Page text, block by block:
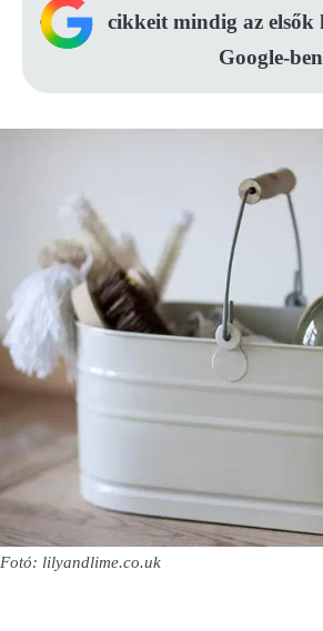
cikkeit mindig az elsők
Google-ben
Fotó: lilyandlime.co.uk